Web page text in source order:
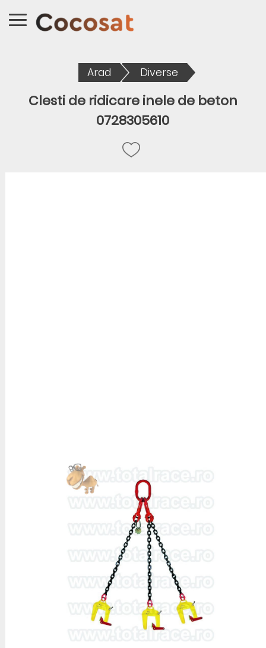
Arad Diverse
Clesti de ridicare inele de beton
0728305610